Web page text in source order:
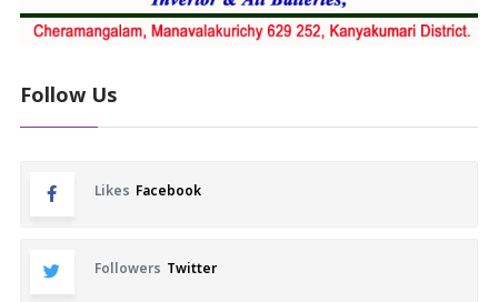
Follow Us
Likes Facebook
Followers Twitter